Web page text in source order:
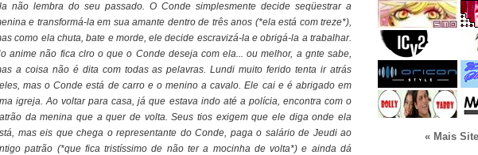
não lembra do seu passado. O Conde simplesmente decide seqüestrar a
e transformá-la em sua amante dentro de três anos (*ela está com treze*),
como ela chuta, bate e morde, ele decide escravizá-la e obrigá-la a trabalhar.
anime não fica clro o que o Conde deseja com ela... ou melhor, a gnte sabe,
a coisa não é dita com todas as pelavras. Lundi muito ferido tenta ir atrás
mas o Conde está de carro e o menino a cavalo. Ele cai e é abrigado em
igreja. Ao voltar para casa, já que estava indo até a polícia, encontra com o
da menina que a quer de volta. Seus tios exigem que ele diga onde ela
mas eis que chega o representante do Conde, paga o salário de Jeudi ao
patrão (*que fica tristíssimo de não ter a mocinha de volta*) e ainda dá
« Mais